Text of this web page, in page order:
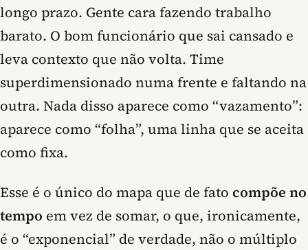
longo prazo. Gente cara fazendo trabalho
barato. O bom funcionário que sai cansado e
leva contexto que não volta. Time
superdimensionado numa frente e faltando na
outra. Nada disso aparece como “vazamento”:
aparece como “folha”, uma linha que se aceita
como fixa.
Esse é o único do mapa que de fato compõe no
tempo em vez de somar, o que, ironicamente,
é o “exponencial” de verdade, não o múltiplo